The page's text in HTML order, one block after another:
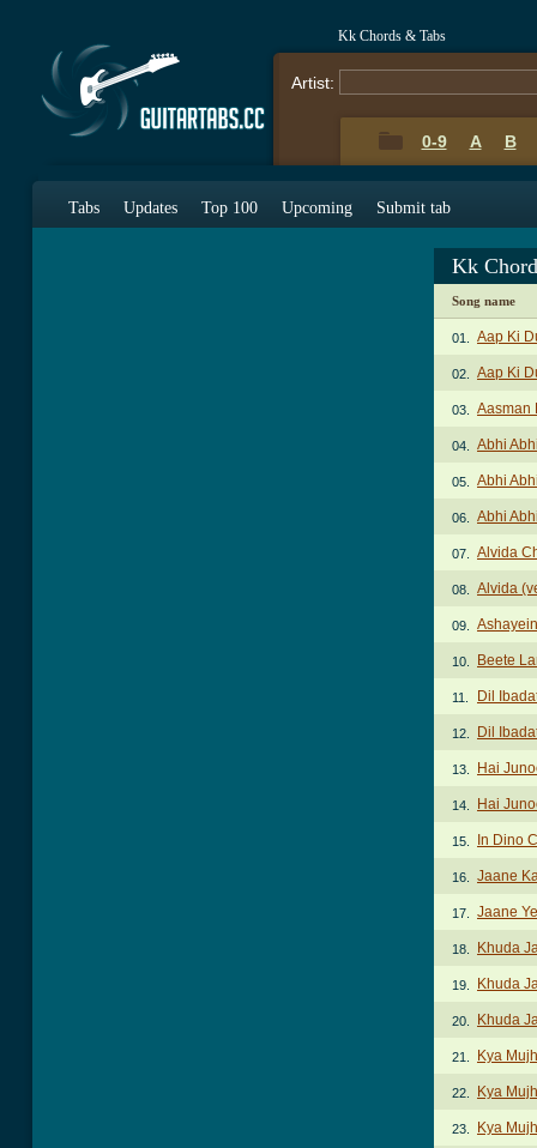
Kk Chords & Tabs
Artist:
0-9 A B
Tabs Updates Top 100 Upcoming Submit tab
Kk
Song name
01. Aap Ki
02. Aap Ki
03. Aasman
04. Abhi
05. Abhi
06. Abhi
07. Alvida
08. Alvida
09.
10. Beete
11. Dil
12. Dil
13. Hai
14. Hai
15. In Dino
16. Jaane
17. Jaane
18. Khuda
19. Khuda
20. Khuda
21. Kya
22. Kya
23. Kya